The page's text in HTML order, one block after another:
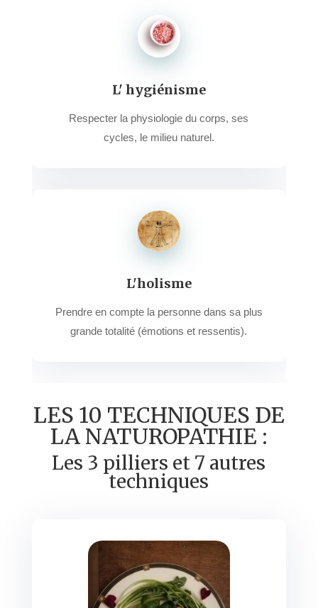
L' hygiénisme
Respecter la physiologie du corps, ses
cycles, le milieu naturel.
L'holisme
Prendre en compte la personne dans sa plus
grande totalité (émotions et ressentis).
LES 10 TECHNIQUES DE
LA NATUROPATHIE :
Les 3 pilliers et 7 autres
techniques